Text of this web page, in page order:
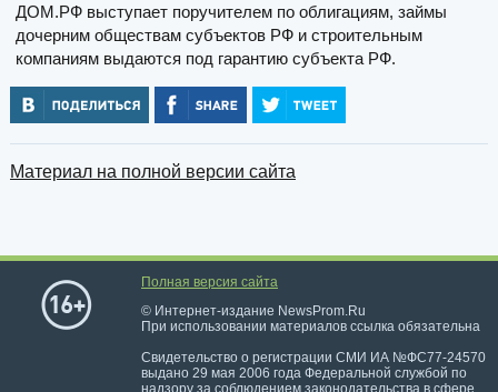
ДОМ.РФ выступает поручителем по облигациям, займы
дочерним обществам субъектов РФ и строительным
компаниям выдаются под гарантию субъекта РФ.
Материал на полной версии сайта
Полная версия сайта
© Интернет-издание NewsProm.Ru
При использовании материалов ссылка обязательна
Свидетельство о регистрации СМИ ИА №ФС77-24570
выдано 29 мая 2006 года Федеральной службой по
надзору за соблюдением законодательства в сфере